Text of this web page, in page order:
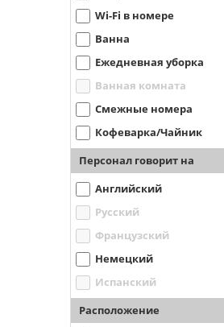
Wi-Fi в номере
Ванна
Ежедневная уборка
Ванная комната
Смежные номера
Кофеварка/Чайник
Персонал говорит на
Английский
Русский
Французский
Немецкий
Испанский
Расположение